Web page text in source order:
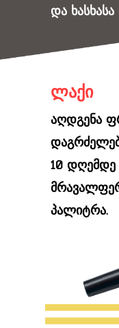
და
ლაქი
აღდგენა
10 დღემდე
პალიტრა.